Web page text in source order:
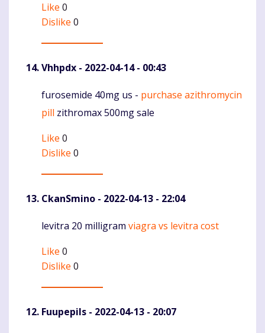
Like 0
Dislike 0
Vhhpdx - 2022-04-14 - 00:43
Komentaras
furosemide 40mg us - purchase azithromycin
pill zithromax 500mg sale
Like 0
Dislike 0
CkanSmino - 2022-04-13 - 22:04
Komentaras
levitra 20 milligram viagra vs levitra cost
Like 0
Dislike 0
Fuupepils - 2022-04-13 - 20:07